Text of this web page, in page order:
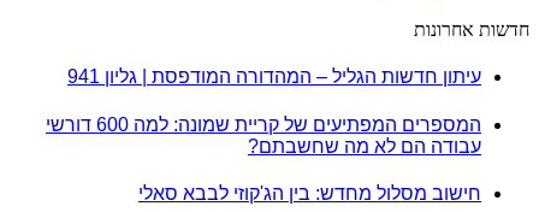
חדשות אחרונות
עיתון חדשות הגליל – המהדורה המודפסת | גליון 941
המספרים המפתיעים של קריית שמונה: למה 600 דורשי
עבודה הם לא מה שחשבתם?
חישוב מסלול מחדש: בין הג'קוזי לבבא סאלי